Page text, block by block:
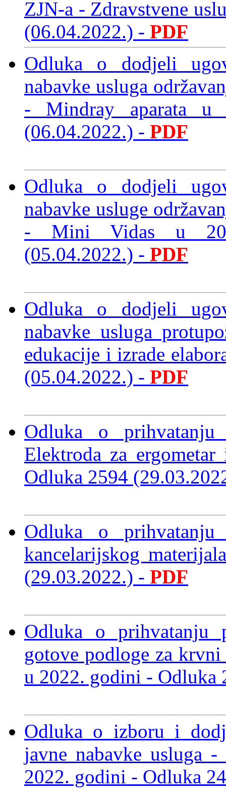
ZJN-a - Zdravstvene
(06.04.2022.) - PDF
Odluka o dodjeli
nabavke usluga
- Mindray aparata
(06.04.2022.) - PDF
Odluka o dodjeli
nabavke usluge
- Mini Vidas u
(05.04.2022.) - PDF
Odluka o dodjeli
nabavke usluga
edukacije i izrade
(05.04.2022.) - PDF
Odluka o
Elektroda za
Odluka 2594
Odluka o
kancelarijskog
(29.03.2022.) - PDF
Odluka o prihvatanju
gotove podloge za
u 2022. godini - Odluka
Odluka o izboru i
javne nabavke usluga
2022. godini - Odluka